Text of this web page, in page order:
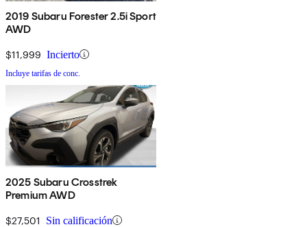
2019 Subaru Forester 2.5i Sport
AWD
$11,999 Incierto
Incluye tarifas de conc.
2025 Subaru Crosstrek
Premium AWD
$27,501 Sin calificación